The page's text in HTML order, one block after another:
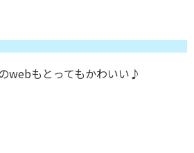
webもとってもかわいい♪